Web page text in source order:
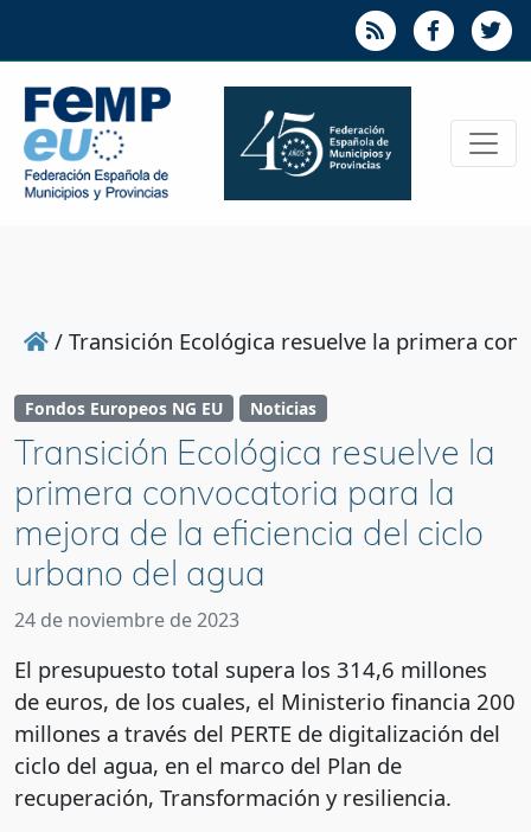
/ Transición Ecológica resuelve la primera
Fondos Europeos NG EU Noticias
Transición Ecológica resuelve la
primera convocatoria para la
mejora de la eficiencia del ciclo
urbano del agua
24 de noviembre de 2023
El presupuesto total supera los 314,6 millones
de euros, de los cuales, el Ministerio financia 200
millones a través del PERTE de digitalización del
ciclo del agua, en el marco del Plan de
recuperación, Transformación y resiliencia.